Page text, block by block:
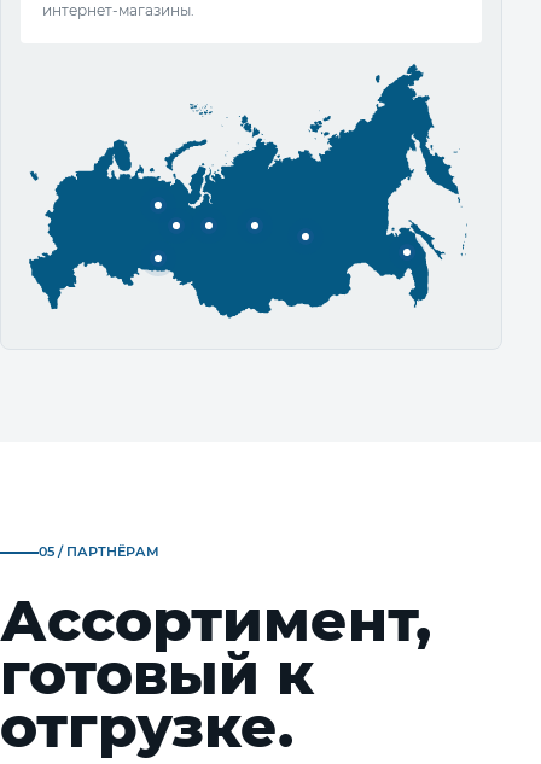
интернет-магазины.
05 / ПАРТНЁРАМ
Ассортимент,
готовый к
отгрузке.